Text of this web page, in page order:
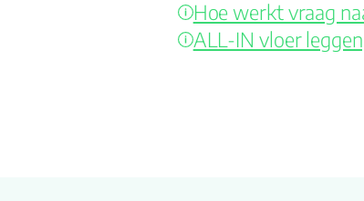
Hoe werkt vraag
ALL-IN vloer